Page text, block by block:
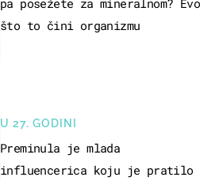
U 27. GODINI
Preminula je mlada
influencerica koju je pratilo
pa posežete za mineralnom? Evo
što to čini organizmu